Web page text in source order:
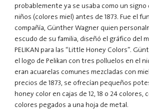
probablemente ya se usaba como un signo
niños (colores miel) antes de 1873. Fue el
compañía, Günther Wagner quien
escudo de su familia, diseñó el gráfico del
PELIKAN para las “Little Honey Colors”.
el logo de Pelikan con tres polluelos en el
eran acuarelas comunes mezcladas con
precios de 1873, se ofrecían pequeños
honey color en cajas de 12, 18 o 24 colores,
colores pegados a una hoja de metal.